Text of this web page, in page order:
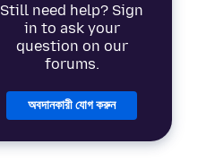
Still need help? Sign
in to ask your
question on our
forums.
অবদানকারী যোগ করুন